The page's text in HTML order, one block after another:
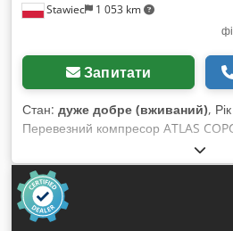
Stawiec 1 053 km
Запитати
Стан: дуже добре (вживаний),
Перевезний компресор ATLAS
охолоджувачем, машина після
обслуговування Технічні
11,10 м3/хв; робочий тиск: 7 Бар;
DEUTZ Dwsdpfxoyfnwgj Aa Eea
справний, готовий до роботи, з